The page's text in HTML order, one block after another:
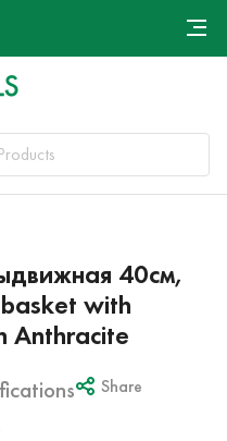
Payment and Delivery
40см,
with
Anthracite
Share